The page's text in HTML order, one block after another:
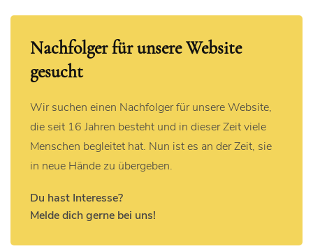
Nachfolger für unsere Website
gesucht
Wir suchen einen Nachfolger für unsere Website,
die seit 16 Jahren besteht und in dieser Zeit viele
Menschen begleitet hat. Nun ist es an der Zeit, sie
in neue Hände zu übergeben.
Du hast Interesse?
Melde dich gerne bei uns!